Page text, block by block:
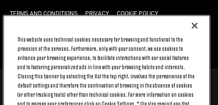
TERMS AND CONDITIONS PRIVACY COOKIE POLICY
BACK TO TOP
© 2026 Juventus Football Club S.p.A.
Juventus Football Club S.p.A. Via Druento, 175 10151 Torino - Italia;
This website uses technical cookies necessary for browsing and functional to the
provision of the services. Furthermore, only with your consent, we use cookies to
enhance your browsing experience, to facilitate interactions with our social features
and to featuring personalized ads in line with your browsing habits and interests.
Closing this banner by selecting the X at the top right, involves the permanence of the
default settings and therefore the continuation of browsing in the absence of cookies
(or other tracking tools) other than technical cookies. For more information on cookies
and to manage your preferences click on Cookie Settings. * We also remind you that